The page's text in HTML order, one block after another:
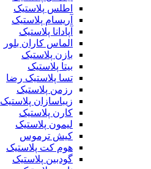
اطلس پلاستیک
آریسام پلاستیک
آپادانا پلاستیک
الماس کاران بلور
بازن پلاستیک
بیتا پلاستیک
تسا پلاستیک رضا
رزمن پلاستیک
زیباسازان پلاستیک
کارن پلاستیک
لیمون پلاستیک
کیش ترموس
هوم کت پلاستیک
گودبین پلاستیک